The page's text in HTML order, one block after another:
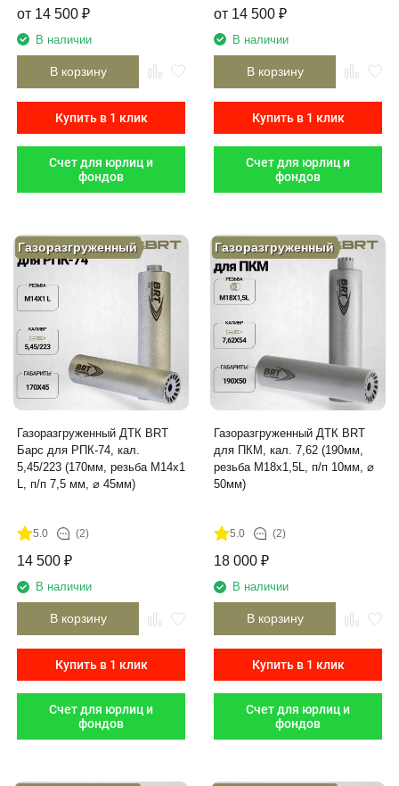
от 14 500 ₽
В наличии
В корзину
Купить в 1 клик
Счет для юрлиц и
фондов
от 14 500 ₽
В наличии
В корзину
Купить в 1 клик
Счет для юрлиц и
фондов
Газоразгруженный
Газоразгруженный ДТК BRT
Барс для РПК-74, кал.
5,45/223 (170мм, резьба M14х1
L, п/п 7,5 мм, ⌀ 45мм)
5.0 (2)
14 500 ₽
В наличии
В корзину
Купить в 1 клик
Счет для юрлиц и
фондов
Газоразгруженный
Газоразгруженный ДТК BRT
для ПКМ, кал. 7,62 (190мм,
резьба М18х1,5L, п/п 10мм, ⌀
50мм)
5.0 (2)
18 000 ₽
В наличии
В корзину
Купить в 1 клик
Счет для юрлиц и
фондов